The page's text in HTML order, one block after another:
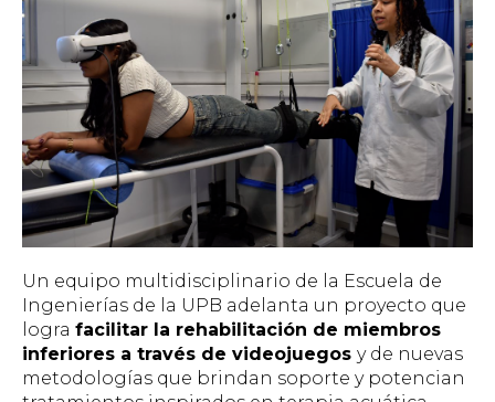
Un equipo multidisciplinario de la Escuela de
Ingenierías de la UPB adelanta un proyecto que
logra facilitar la rehabilitación de miembros
inferiores a través de videojuegos y de nuevas
metodologías que brindan soporte y potencian